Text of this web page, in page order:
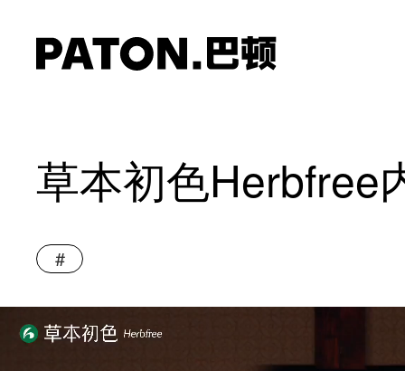
草本初色Herbfree
#